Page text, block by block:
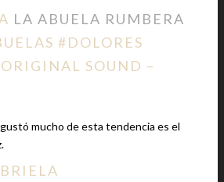
LA ABUELA RUMBERA
#DOLORES
SOUND –
mucho de esta tendencia es el